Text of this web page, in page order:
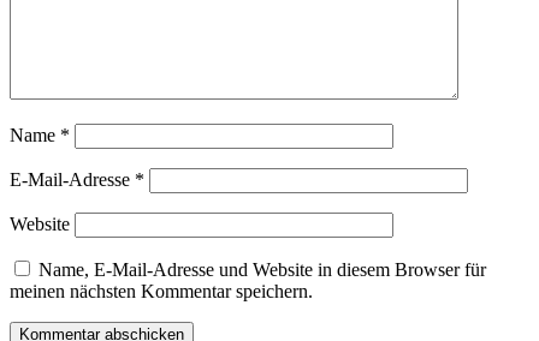
Name *
E-Mail-Adresse *
Website
Name, E-Mail-Adresse und Website in diesem Browser für
meinen nächsten Kommentar speichern.